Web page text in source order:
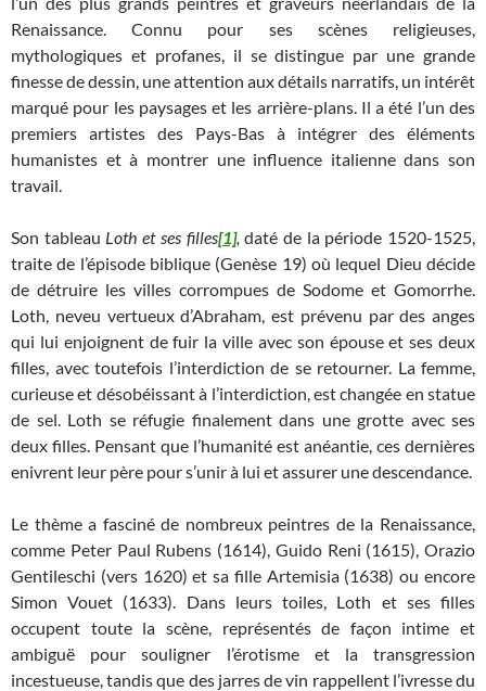
Renaissance. Connu pour ses scènes religieuses,
mythologiques et profanes, il se distingue par une grande
finesse de dessin, une attention aux détails narratifs, un intérêt
marqué pour les paysages et les arrière-plans. Il a été l’un des
premiers artistes des Pays-Bas à intégrer des éléments
humanistes et à montrer une influence italienne dans son
travail.
Son tableau Loth et ses filles[1],daté de la période 1520-1525,
traite de l’épisode biblique (Genèse 19) où lequel Dieu décide
de détruire les villes corrompues de Sodome et Gomorrhe.
Loth, neveu vertueux d’Abraham, est prévenu par des anges
qui lui enjoignent de fuir la ville avec son épouse et ses deux
filles, avec toutefois l’interdiction de se retourner. La femme,
curieuse et désobéissant à l’interdiction, est changée en statue
de sel. Loth se réfugie finalement dans une grotte avec ses
deux filles. Pensant que l’humanité est anéantie, ces dernières
enivrent leur père pour s’unir à lui et assurer une descendance.
Le thème a fasciné de nombreux peintres de la Renaissance,
comme Peter Paul Rubens (1614), Guido Reni (1615), Orazio
Gentileschi (vers 1620) et sa fille Artemisia (1638) ou encore
Simon Vouet (1633). Dans leurs toiles, Loth et ses filles
occupent toute la scène, représentés de façon intime et
ambiguë pour souligner l’érotisme et la transgression
incestueuse, tandis que des jarres de vin rappellent l’ivresse du